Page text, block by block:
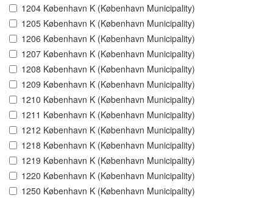
1204 København K (København Municipality)
1205 København K (København Municipality)
1206 København K (København Municipality)
1207 København K (København Municipality)
1208 København K (København Municipality)
1209 København K (København Municipality)
1210 København K (København Municipality)
1211 København K (København Municipality)
1212 København K (København Municipality)
1218 København K (København Municipality)
1219 København K (København Municipality)
1220 København K (København Municipality)
1250 København K (København Municipality)